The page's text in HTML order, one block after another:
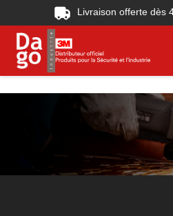
Livraison offerte dès